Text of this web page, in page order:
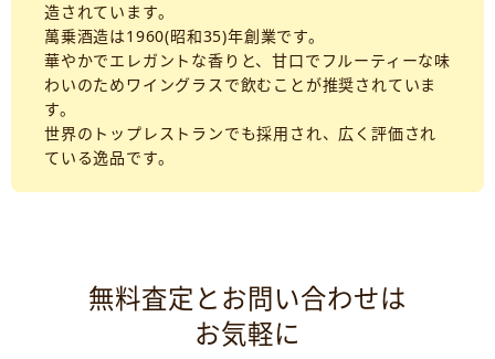
造されています。
萬乗酒造は1960(昭和35)年創業です。
華やかでエレガントな香りと、甘口でフルーティーな味
わいのためワイングラスで飲むことが推奨されていま
す。
世界のトップレストランでも採用され、広く評価され
ている逸品です。
無料査定とお問い合わせは
お気軽に